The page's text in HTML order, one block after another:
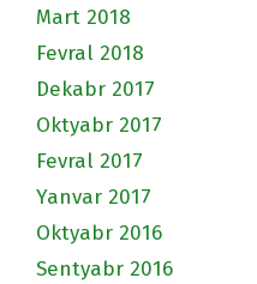
Mart 2018
Fevral 2018
Dekabr 2017
Oktyabr 2017
Fevral 2017
Yanvar 2017
Oktyabr 2016
Sentyabr 2016